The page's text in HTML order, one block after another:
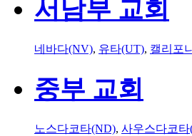
서남부 교회
네바다(NV), 유타(UT), 캘리포
중부 교회
노스다코타(ND), 사우스다코타